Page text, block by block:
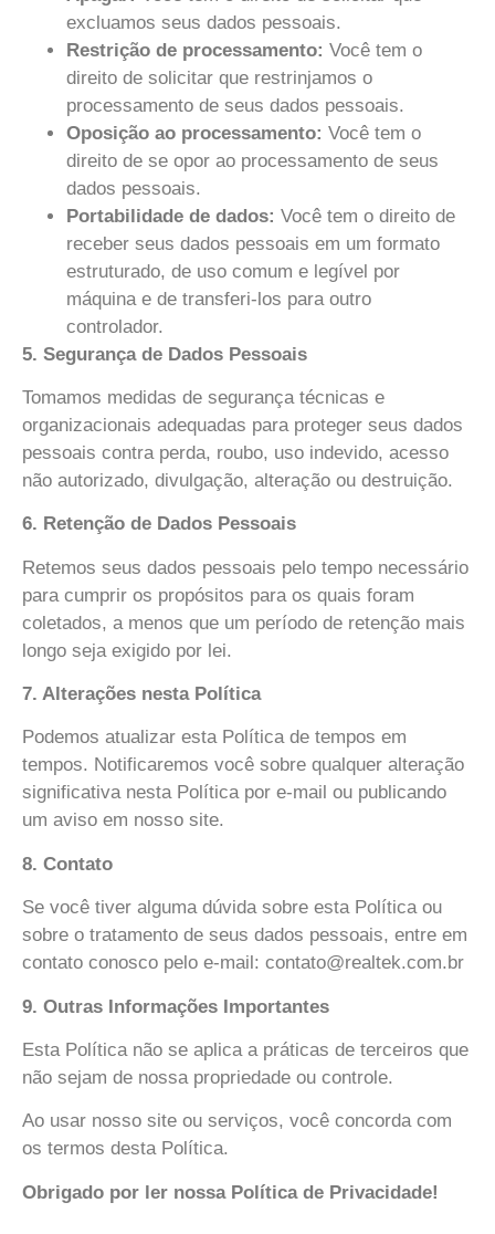
excluamos seus dados pessoais.
Restrição de processamento: Você tem o
direito de solicitar que restrinjamos o
processamento de seus dados pessoais.
Oposição ao processamento: Você tem o
direito de se opor ao processamento de seus
dados pessoais.
Portabilidade de dados: Você tem o direito de
receber seus dados pessoais em um formato
estruturado, de uso comum e legível por
máquina e de transferi-los para outro
controlador.
5. Segurança de Dados Pessoais
Tomamos medidas de segurança técnicas e
organizacionais adequadas para proteger seus dados
pessoais contra perda, roubo, uso indevido, acesso
não autorizado, divulgação, alteração ou destruição.
6. Retenção de Dados Pessoais
Retemos seus dados pessoais pelo tempo necessário
para cumprir os propósitos para os quais foram
coletados, a menos que um período de retenção mais
longo seja exigido por lei.
7. Alterações nesta Política
Podemos atualizar esta Política de tempos em
tempos. Notificaremos você sobre qualquer alteração
significativa nesta Política por e-mail ou publicando
um aviso em nosso site.
8. Contato
Se você tiver alguma dúvida sobre esta Política ou
sobre o tratamento de seus dados pessoais, entre em
contato conosco pelo e-mail: contato@realtek.com.br
9. Outras Informações Importantes
Esta Política não se aplica a práticas de terceiros que
não sejam de nossa propriedade ou controle.
Ao usar nosso site ou serviços, você concorda com
os termos desta Política.
Obrigado por ler nossa Política de Privacidade!